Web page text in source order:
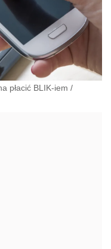
płacić BLIK-iem /